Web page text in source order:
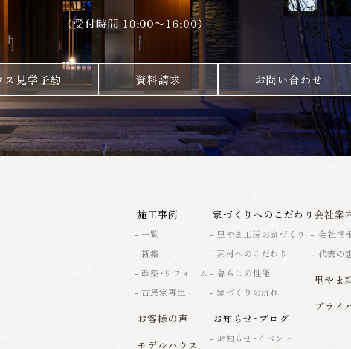
（受付時間 10:00〜16:00）
見学予約 資料請求 お問い合わせ
施工事例
一覧
新築
改築・リフォーム
古民家再生
お客様の声
モデルハウス
家づくりへのこだわり
里やま工房の家づくり
素材へのこだわり
暮らしの性能
家づくりの流れ
お知らせ・ブログ
お知らせ・イベント
会社案
会社情
代表の
里やま
プライ